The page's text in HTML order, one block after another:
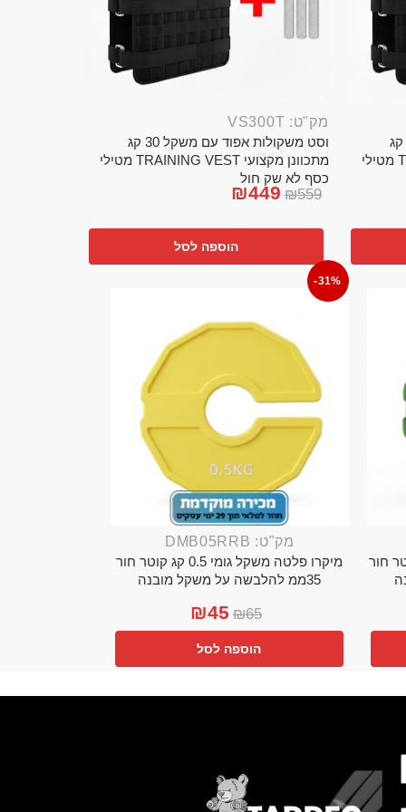
וסט משקולות אפוד עם משקל 20 קג
מתכוונן מקצועי TRAINING VEST מטילי
מק"ט: VS300T
וסט משקולות אפוד עם משקל 30 קג
מתכוונן מקצועי TRAINING VEST מטילי
כסף לא שק חול
₪559
₪449
הוספה לסל
0.25 קג קוטר חור
-31%
מק"ט: DMB05RRB
מיקרו פלטה משקל גומי 0.5 קג קוטר חור
35ממ להלבשה על משקל מובנה
₪65
₪45
הוספה לסל